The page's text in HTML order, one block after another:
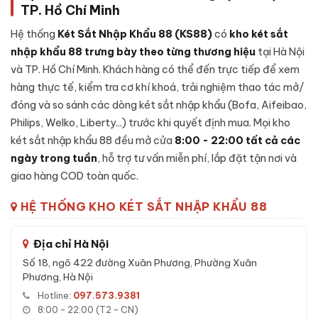
Lớp ngoài:Thép tấm cường độ cao, sơn tĩnh điện cao cấp
chống trầy xước và bong sơn theo thời gian sử dụng.
Lớp lõi chống cháy:Hỗn hợpbê-tông chống cháy kết
hợp vật liệu cách nhiệt chịu nhiệt độ cao - giữ tài sản, giấy
tờ an toàn trong sự cố hoả hoạn.
Lớp trong:Thép tấm gia cường, vách nhung chống trầy
cho tài sản đặt bên trong, có ngăn phụ tiện lợi.
Cánh két:Đúc nguyên khối thép đặc dày, gờ cánh khít với
thân, đệm chống khói thoát.
Khoá:Khóa điện tử - cơ chế bảo mật cao, chống thử mã,
Hệ chốt + bản lề:Chốt thép đa hướng kết hợp bản lề chìm
Đặc tính kỹ thuật Két sắt việt tiệp K79E
khóa điện tử
TP. Hồ Chí Minh
Hệ thống Két Sắt Nhập Khẩu 88 (KS88)có kho két sắt
nhập khẩu 88 trưng bày theo từng thương hiệu tại Hà Nội
và TP. Hồ Chí Minh. Khách hàng có thể đến trực tiếp để xem
hàng thực tế, kiểm tra cơ khí khoá, trải nghiệm thao tác mở/
đóng và so sánh các dòng két sắt nhập khẩu (Bofa, Aifeibao,
Philips, Welko, Liberty...) trước khi quyết định mua. Mọi kho
két sắt nhập khẩu 88 đều mở cửa 8:00 - 22:00 tất cả các
ngày trong tuần, hỗ trợ tư vấn miễn phí, lắp đặt tận nơi và
giao hàng COD toàn quốc.
HỆ THỐNG KHO KÉT SẮT NHẬP KHẨU 88
Địa chỉ Hà Nội
Số 18, ngõ 422 đường Xuân Phương, Phường Xuân
Phương, Hà Nội
Hotline: 097.573.9381
8:00 - 22:00 (T2 - CN)